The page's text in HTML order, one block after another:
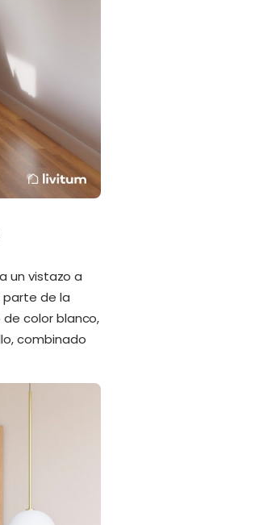
un vistazo a
parte de la
color blanco,
combinado